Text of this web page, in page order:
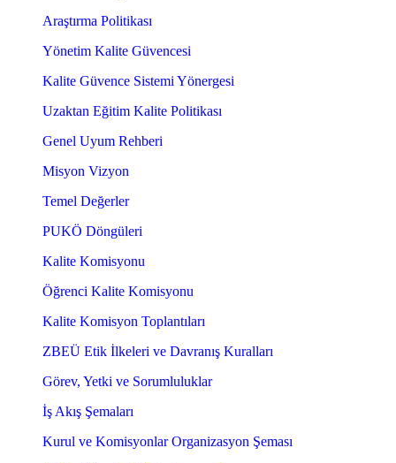
Araştırma Politikası
Yönetim Kalite Güvencesi
Kalite Güvence Sistemi Yönergesi
Uzaktan Eğitim Kalite Politikası
Genel Uyum Rehberi
Misyon Vizyon
Temel Değerler
PUKÖ Döngüleri
Kalite Komisyonu
Öğrenci Kalite Komisyonu
Kalite Komisyon Toplantıları
ZBEÜ Etik İlkeleri ve Davranış Kuralları
Görev, Yetki ve Sorumluluklar
İş Akış Şemaları
Kurul ve Komisyonlar Organizasyon Şeması